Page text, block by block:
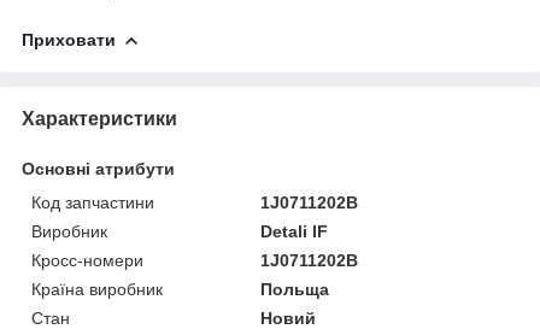
Приховати
Характеристики
Основні атрибути
Код запчастини
1J0711202B
Виробник
Detali IF
Кросс-номери
1J0711202B
Країна виробник
Польща
Стан
Новий